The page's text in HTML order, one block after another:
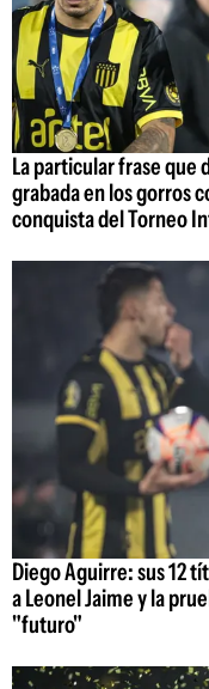
La particular frase que
grabada en los gorros
conquista del Torneo
Diego Aguirre: sus 12
a Leonel Jaime y la
"futuro"